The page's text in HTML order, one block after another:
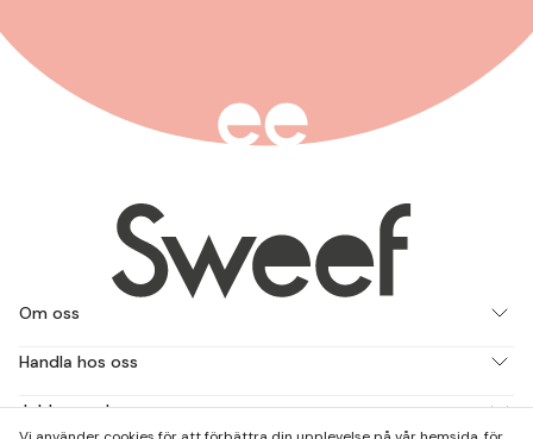
Om oss
Handla hos oss
Jobba med oss